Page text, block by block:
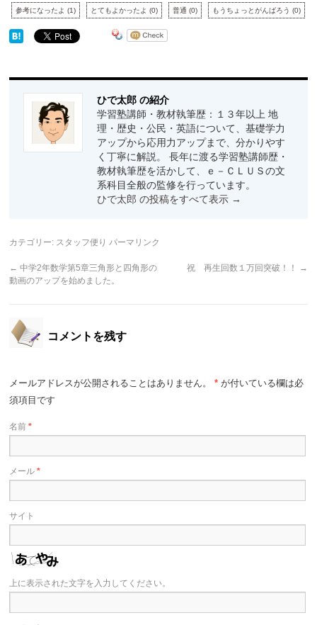
参考になったよ(1) とてもよかったよ(0) 普通(0) もうちょっとがんばろう(0)
ひで太郎 の紹介
学習塾講師・教材執筆歴：１３年以上 地
理・歴史・公民・英語について、基礎学力
アップから応用力アップまで、分かりやす
く丁寧に解説。 長年に渡る学習塾講師歴・
教材執筆歴を活かして、ｅ－ＣＬＵＳの文
系科目全般の監修を行っています。
ひで太郎 の投稿をすべて表示 →
カテゴリー: スタッフ便り パーマリンク
← 中学2年数学第5章三角形と四角形の
動画のアップを始めました。
祝 再生回数１万回突破！！ →
コメントを残す
メールアドレスが公開されることはありません。 * が付いている欄は必
須項目です
名前*
メール*
サイト
上に表示された文字を入力してください。